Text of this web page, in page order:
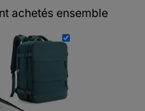
achetés ensemble